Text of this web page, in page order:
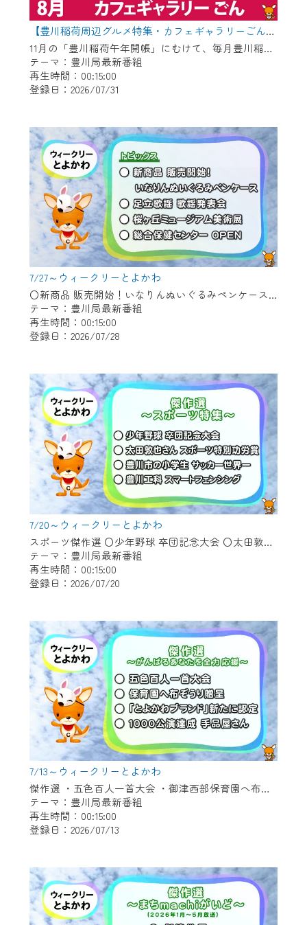
【豊川稲荷周辺グルメ特集・カフェギャラリーごん】Cちゃんのぐるめポケット
11月の「豊川稲荷午年開帳」にむけて、毎月豊川稲荷周辺のグルメを紹介します！ 今回は狐のグッズや縁起物を展示＆販売している古民家カフェ！自慢のお狐ぜんざいやお狐メニューが食べられます♪
テーマ：豊川局最新番組
再生時間：00:15:00
登録日：2026/07/31
7/27～ウィークリーとよかわ
〇新商品 販売開始！いなりんぬいぐるみペンケース 〇足立歌謡 歌謡発表会 〇桜ヶ丘ミュージアム美術展 〇総合保健センター OPEN
テーマ：豊川局最新番組
再生時間：00:15:00
登録日：2026/07/28
7/20～ウィークリーとよかわ
スポーツ傑作選 〇少年野球 卒団記念大会 〇太田敦也さん スポーツ特別功労賞 〇豊川市の小学生 サッカー世界一 〇豊川工科 スマートフェンシング
テーマ：豊川局最新番組
再生時間：00:15:00
登録日：2026/07/20
7/13～ウィークリーとよかわ
傑作選 ・五色百人一首大会 ・御津西部保育園へ布ぞうり贈呈 ・「とよかわブランド」新たに認定 ・1000公演達成 新豊町の手品屋さん
テーマ：豊川局最新番組
再生時間：00:15:00
登録日：2026/07/13
＜メンテナンス情報＞
CCNetWebTVのリニューアルにともないメ
ンテナンス作業を予定しています。
日時 9/24 9:30～16:30
作業の間は、CCNetWebTVの画面が「メン
テナンス中」になり、ご利用いただけませ
ん。
ご不便をおかけいたしますが、ご了承の程
よろしくお願いいたします。